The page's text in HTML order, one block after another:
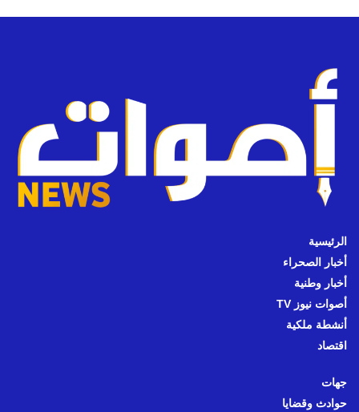
الرئيسية
أخبار الصحراء
أخبار وطنية
أصوات نيوز TV
أنشطة ملكية
اقتصاد
جهات
حوادث وقضايا